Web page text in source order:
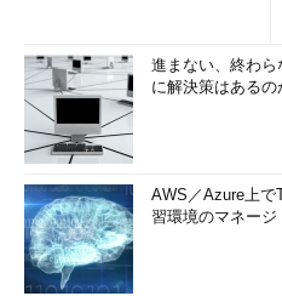
進まない、終わ
に解決策はあるの
AWS／Azure上
習環境のマネー